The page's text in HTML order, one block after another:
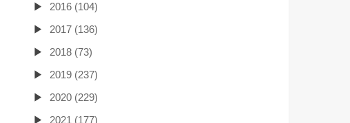
2016 (104)
2017 (136)
2018 (73)
2019 (237)
2020 (229)
2021 (177)